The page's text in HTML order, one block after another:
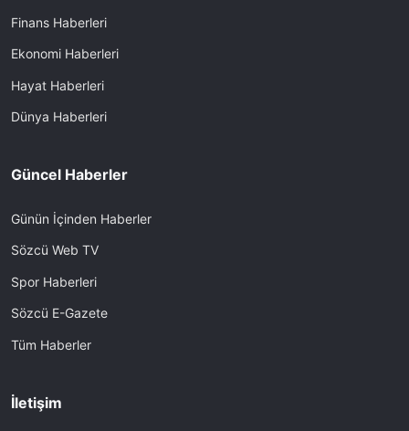
Finans Haberleri
Ekonomi Haberleri
Hayat Haberleri
Dünya Haberleri
Güncel Haberler
Günün İçinden Haberler
Sözcü Web TV
Spor Haberleri
Sözcü E-Gazete
Tüm Haberler
İletişim